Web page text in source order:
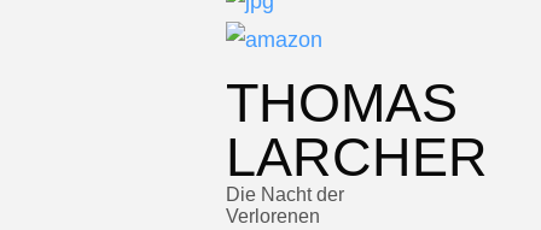
THOMAS
LARCHER
Die Nacht der
Verlorenen